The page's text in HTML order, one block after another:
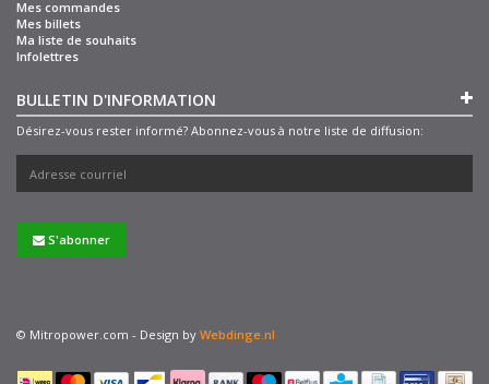
Mes commandes
Mes billets
Ma liste de souhaits
Infolettres
BULLETIN D'INFORMATION
Désirez-vous rester informé? Abonnez-vous à notre liste de diffusion:
S'abonner
© Mitropower.com - Design by Webdinge.nl